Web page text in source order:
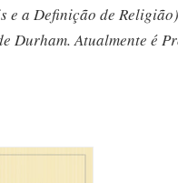
e a Definição de Religião)
Durham. Atualmente é